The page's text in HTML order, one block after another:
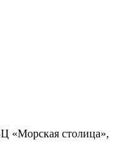
«Морская столица»,